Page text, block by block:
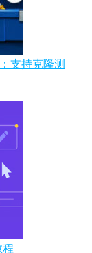
支持克隆测
程